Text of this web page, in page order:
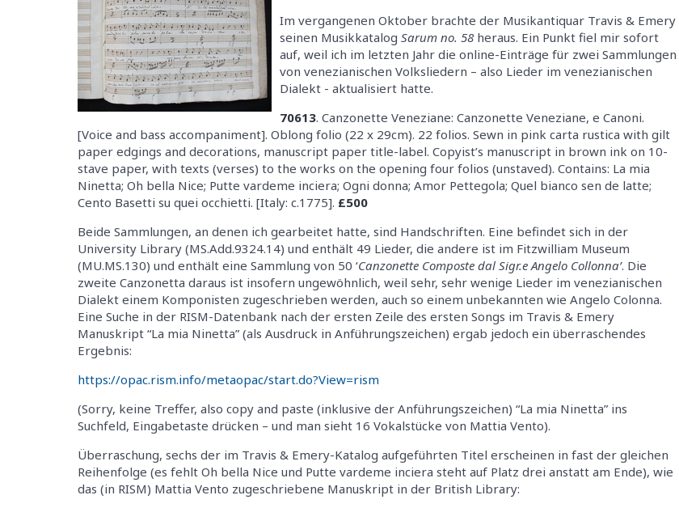
Im vergangenen Oktober brachte der Musikantiquar Travis & Emery
seinen Musikkatalog Sarum no. 58 heraus. Ein Punkt fiel mir sofort
auf, weil ich im letzten Jahr die online-Einträge für zwei Sammlungen
von venezianischen Volksliedern – also Lieder im venezianischen
Dialekt - aktualisiert hatte.
70613. Canzonette Veneziane: Canzonette Veneziane, e Canoni.
[Voice and bass accompaniment]. Oblong folio (22 x 29cm). 22 folios. Sewn in pink carta rustica with gilt
paper edgings and decorations, manuscript paper title-label. Copyist’s manuscript in brown ink on 10-
stave paper, with texts (verses) to the works on the opening four folios (unstaved). Contains: La mia
Ninetta; Oh bella Nice; Putte vardeme inciera; Ogni donna; Amor Pettegola; Quel bianco sen de latte;
Cento Basetti su quei occhietti. [Italy: c.1775]. £500
Beide Sammlungen, an denen ich gearbeitet hatte, sind Handschriften. Eine befindet sich in der
University Library (MS.Add.9324.14) und enthält 49 Lieder, die andere ist im Fitzwilliam Museum
(MU.MS.130) und enthält eine Sammlung von 50 ‘Canzonette Composte dal Sigr.e Angelo Collonna’. Die
zweite Canzonetta daraus ist insofern ungewöhnlich, weil sehr, sehr wenige Lieder im venezianischen
Dialekt einem Komponisten zugeschrieben werden, auch so einem unbekannten wie Angelo Colonna.
Eine Suche in der RISM-Datenbank nach der ersten Zeile des ersten Songs im Travis & Emery
Manuskript “La mia Ninetta” (als Ausdruck in Anführungszeichen) ergab jedoch ein überraschendes
Ergebnis:
https://opac.rism.info/metaopac/start.do?View=rism
(Sorry, keine Treffer, also copy and paste (inklusive der Anführungszeichen) “La mia Ninetta” ins
Suchfeld, Eingabetaste drücken – und man sieht 16 Vokalstücke von Mattia Vento).
Überraschung, sechs der im Travis & Emery-Katalog aufgeführten Titel erscheinen in fast der gleichen
Reihenfolge (es fehlt Oh bella Nice und Putte vardeme inciera steht auf Platz drei anstatt am Ende), wie
das (in RISM) Mattia Vento zugeschriebene Manuskript in der British Library: